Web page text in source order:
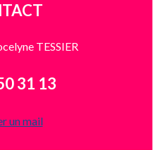
TESSIER
31 13
un mail